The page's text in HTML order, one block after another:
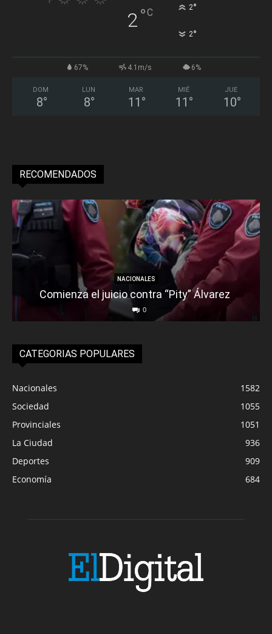
2°C 2°
2°
67% 4.1m/s 6%
DOM
8°
LUN
8°
MAR
11 °
MIÉ
11 °
JUE
10°
RECOMENDADOS
NACIONALES
Comienza el juicio contra “Pity” Álvarez
0
CATEGORIAS POPULARES
Nacionales
1582
Sociedad
1055
Provinciales
1051
La Ciudad
936
Deportes
909
Economía
684